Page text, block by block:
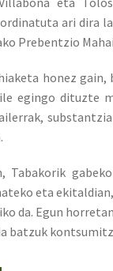
ari dira
Prebentzio
honez gain,
egingo dituzte
Tabakorik
eta
da. Egun
batzuk